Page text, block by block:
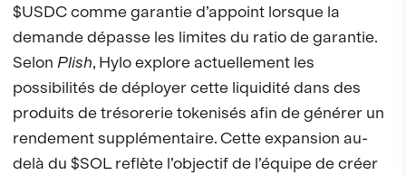
$USDC comme garantie d’appoint lorsque la
demande dépasse les limites du ratio de garantie.
Selon Plish, Hylo explore actuellement les
possibilités de déployer cette liquidité dans des
produits de trésorerie tokenisés afin de générer un
rendement supplémentaire. Cette expansion au-
delà du $SOL reflète l’objectif de l’équipe de créer